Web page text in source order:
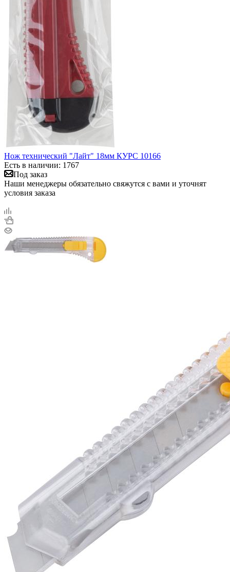
Нож технический "Лайт" 18мм КУРС 10166
Есть в наличии: 1767
Под заказ
Наши менеджеры обязательно свяжутся с вами и уточнят
условия заказа